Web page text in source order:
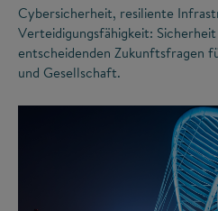
Cybersicherheit, resiliente
Verteidigungsfähigkeit:
entscheidenden Zukunftsfragen
und Gesellschaft.